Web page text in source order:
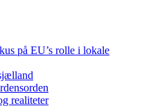
på EU’s rolle i lokale
realiteter